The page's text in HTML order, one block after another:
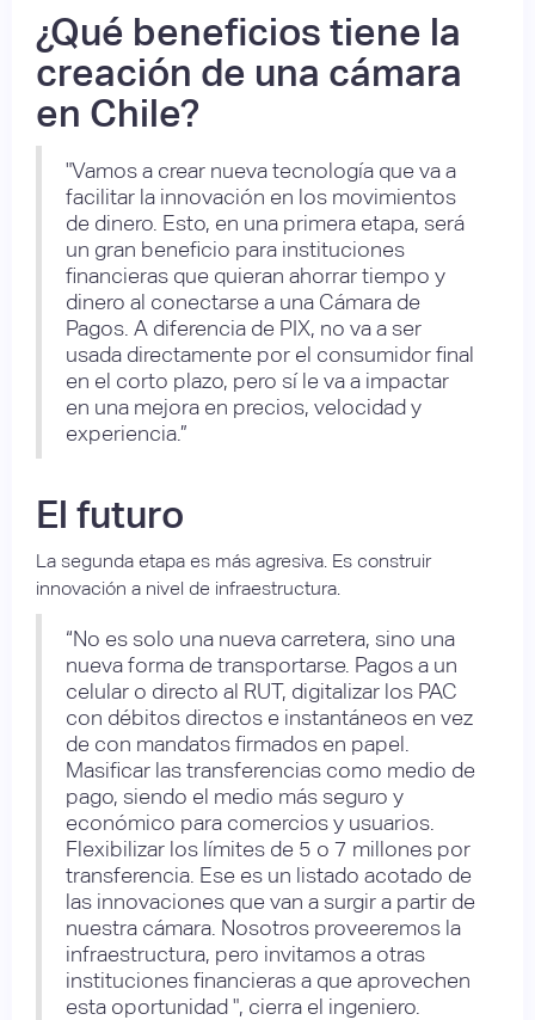
¿Qué beneficios tiene la
creación de una cámara
en Chile?
"Vamos a crear nueva tecnología que va a
facilitar la innovación en los movimientos
de dinero. Esto, en una primera etapa, será
un gran beneficio para instituciones
financieras que quieran ahorrar tiempo y
dinero al conectarse a una Cámara de
Pagos. A diferencia de PIX, no va a ser
usada directamente por el consumidor final
en el corto plazo, pero sí le va a impactar
en una mejora en precios, velocidad y
experiencia.”
El futuro
La segunda etapa es más agresiva. Es construir
innovación a nivel de infraestructura.
“No es solo una nueva carretera, sino una
nueva forma de transportarse. Pagos a un
celular o directo al RUT, digitalizar los PAC
con débitos directos e instantáneos en vez
de con mandatos firmados en papel.
Masificar las transferencias como medio de
pago, siendo el medio más seguro y
económico para comercios y usuarios.
Flexibilizar los límites de 5 o 7 millones por
transferencia. Ese es un listado acotado de
las innovaciones que van a surgir a partir de
nuestra cámara. Nosotros proveeremos la
infraestructura, pero invitamos a otras
instituciones financieras a que aprovechen
esta oportunidad ", cierra el ingeniero.